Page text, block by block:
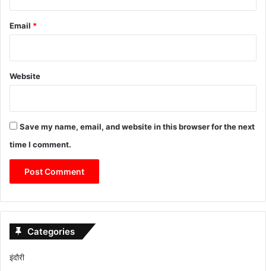
Email *
Website
Save my name, email, and website in this browser for the next
time I comment.
Categories
इंदौरी